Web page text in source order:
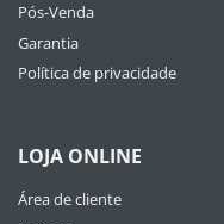
Pós-Venda
Garantia
Política de privacidade
LOJA ONLINE
Área de cliente